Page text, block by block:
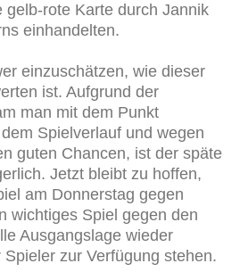
gelb-rote Karte durch Jannik
einhandelten.
einzuschätzen, wie dieser
ist. Aufgrund der
man mit dem Punkt
Spielverlauf und wegen
guten Chancen, ist der späte
Jetzt bleibt zu hoffen,
am Donnerstag gegen
wichtiges Spiel gegen den
Ausgangslage wieder
zur Verfügung stehen.